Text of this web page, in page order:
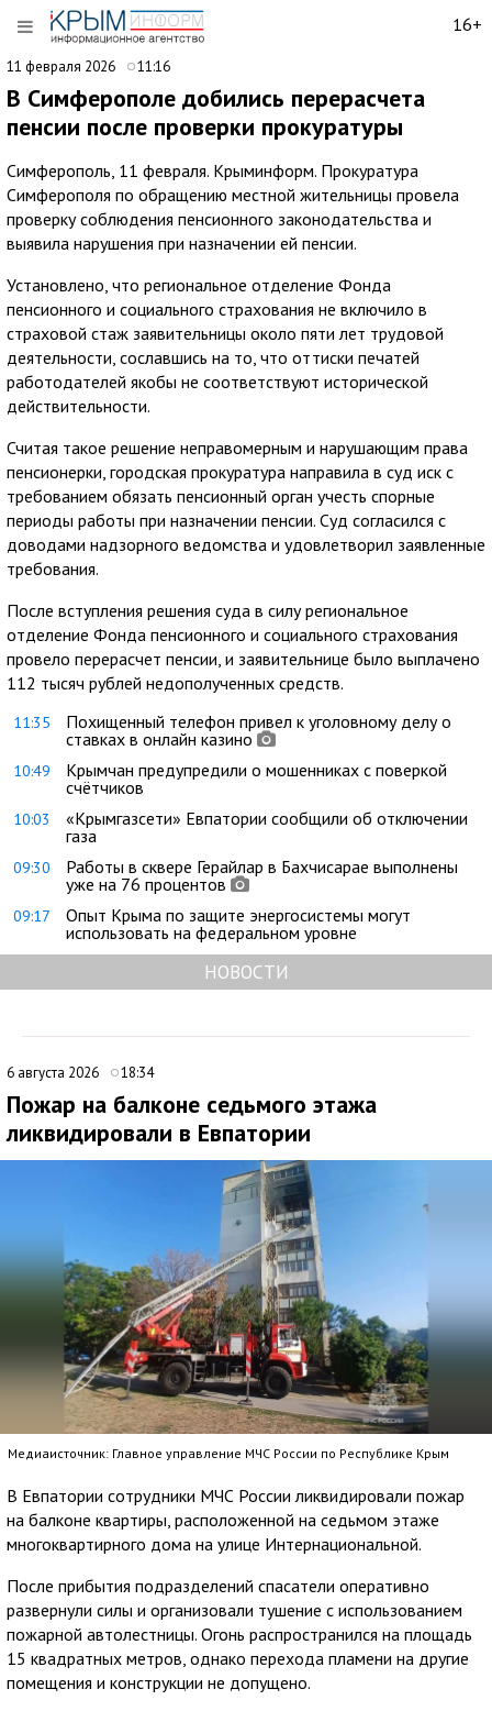
16+
11 февраля 2026 11:16
В Симферополе добились перерасчета
пенсии после проверки прокуратуры
Симферополь, 11 февраля. Крыминформ. Прокуратура
Симферополя по обращению местной жительницы провела
проверку соблюдения пенсионного законодательства и
выявила нарушения при назначении ей пенсии.
Установлено, что региональное отделение Фонда
пенсионного и социального страхования не включило в
страховой стаж заявительницы около пяти лет трудовой
деятельности, сославшись на то, что оттиски печатей
работодателей якобы не соответствуют исторической
действительности.
Считая такое решение неправомерным и нарушающим права
пенсионерки, городская прокуратура направила в суд иск с
требованием обязать пенсионный орган учесть спорные
периоды работы при назначении пенсии. Суд согласился с
доводами надзорного ведомства и удовлетворил заявленные
требования.
После вступления решения суда в силу региональное
отделение Фонда пенсионного и социального страхования
провело перерасчет пенсии, и заявительнице было выплачено
112 тысяч рублей недополученных средств.
11:35
Похищенный телефон привел к уголовному делу о
ставках в онлайн казино
10:49
Крымчан предупредили о мошенниках с поверкой
счётчиков
10:03
«Крымгазсети» Евпатории сообщили об отключении
газа
09:30
Работы в сквере Герайлар в Бахчисарае выполнены
уже на 76 процентов
09:17
Опыт Крыма по защите энергосистемы могут
использовать на федеральном уровне
НОВОСТИ
6 августа 2026 18:34
Пожар на балконе седьмого этажа
ликвидировали в Евпатории
Медиаисточник: Главное управление МЧС России по Республике Крым
В Евпатории сотрудники МЧС России ликвидировали пожар
на балконе квартиры, расположенной на седьмом этаже
многоквартирного дома на улице Интернациональной.
После прибытия подразделений спасатели оперативно
развернули силы и организовали тушение с использованием
пожарной автолестницы. Огонь распространился на площадь
15 квадратных метров, однако перехода пламени на другие
помещения и конструкции не допущено.